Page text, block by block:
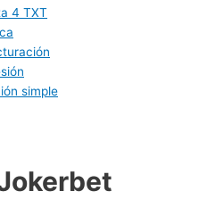
4 TXT
simple